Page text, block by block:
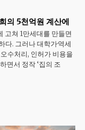
의 5천억원 계산에
고쳐 1만세대를 만들면
. 그러나 대학가·역세
수처리, 인허가 비용을
면서 정작 ‘집의 조